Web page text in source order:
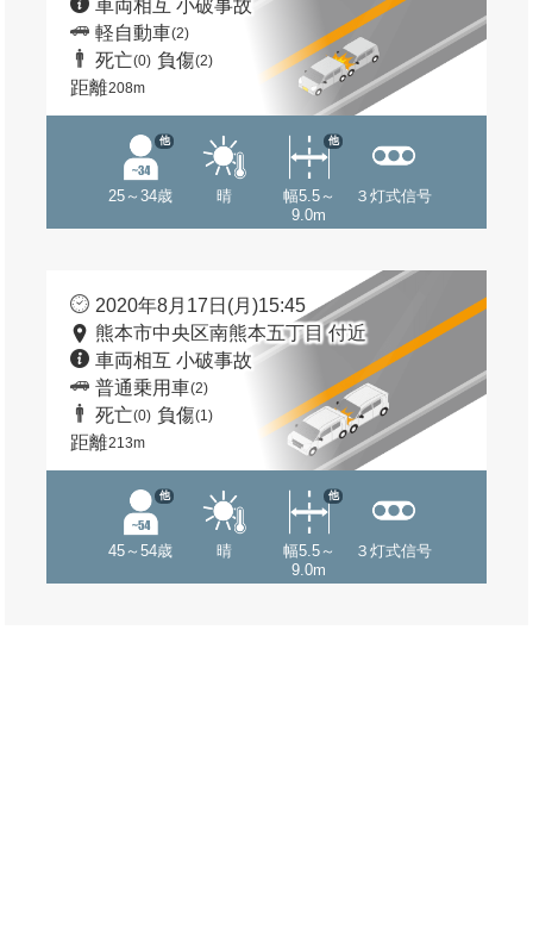
車両相互 小破事故
軽自動車(2)
死亡(0) 負傷(2)
距離208m
25～34歳
他
晴
幅5.5～
9.0m
他
３灯式信号
2020年8月17日(月)15:45
熊本市中央区南熊本五丁目 付近
車両相互 小破事故
普通乗用車(2)
死亡(0) 負傷(1)
距離213m
45～54歳
他
晴
幅5.5～
9.0m
他
３灯式信号